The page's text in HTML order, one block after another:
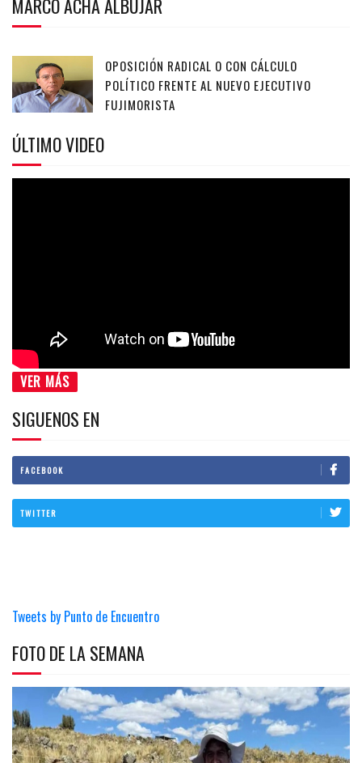
MARCO ACHA ALBÚJAR
OPOSICIÓN RADICAL O CON CÁLCULO
POLÍTICO FRENTE AL NUEVO EJECUTIVO
FUJIMORISTA
ÚLTIMO VIDEO
VER MÁS
SIGUENOS EN
FACEBOOK
TWITTER
Tweets by Punto de Encuentro
FOTO DE LA SEMANA